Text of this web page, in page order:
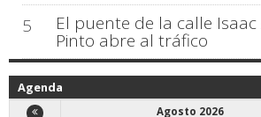
5
El puente de la calle Isaac
Pinto abre al tráfico
Agenda
Agosto 2026